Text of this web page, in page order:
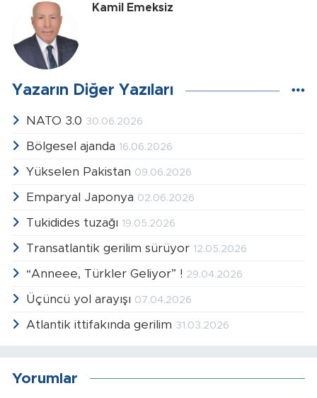
Kamil Emeksiz
Yazarın Diğer Yazıları
NATO 3.0 30.06.2026
Bölgesel ajanda 16.06.2026
Yükselen Pakistan 09.06.2026
Emparyal Japonya 02.06.2026
Tukidides tuzağı 19.05.2026
Transatlantik gerilim sürüyor 12.05.2026
“Anneee, Türkler Geliyor” ! 29.04.2026
Üçüncü yol arayışı 07.04.2026
Atlantik ittifakında gerilim 31.03.2026
Yorumlar